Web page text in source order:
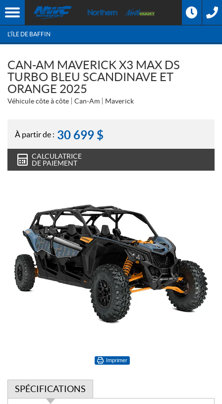
L'ÎLE DE BAFFIN
CAN-AM MAVERICK X3 MAX DS
TURBO BLEU SCANDINAVE ET
ORANGE 2025
Véhicule côte à côte Can-Am Maverick
À partir de : 30 699 $
CALCULATRICE
DE PAIEMENT
Imprimer
SPÉCIFICATIONS